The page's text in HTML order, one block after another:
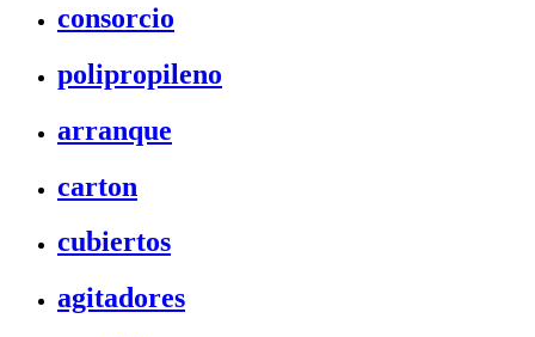
consorcio
polipropileno
arranque
carton
cubiertos
agitadores